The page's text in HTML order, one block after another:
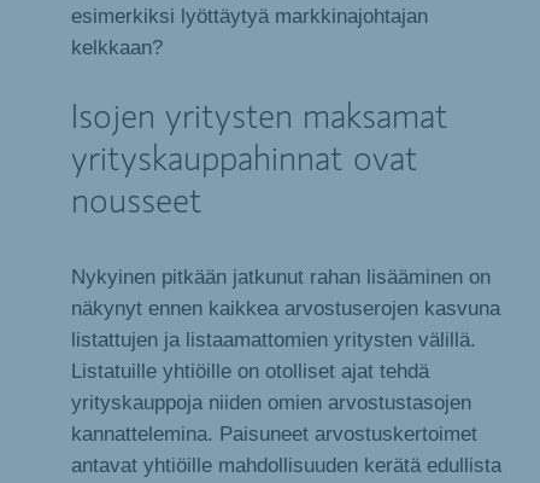
esimerkiksi lyöttäytyä markkinajohtajan
kelkkaan?
Isojen yritysten maksamat
yrityskauppahinnat ovat
nousseet
Nykyinen pitkään jatkunut rahan lisääminen on
näkynyt ennen kaikkea arvostuserojen kasvuna
listattujen ja listaamattomien yritysten välillä.
Listatuille yhtiöille on otolliset ajat tehdä
yrityskauppoja niiden omien arvostustasojen
kannattelemina. Paisuneet arvostuskertoimet
antavat yhtiöille mahdollisuuden kerätä edullista